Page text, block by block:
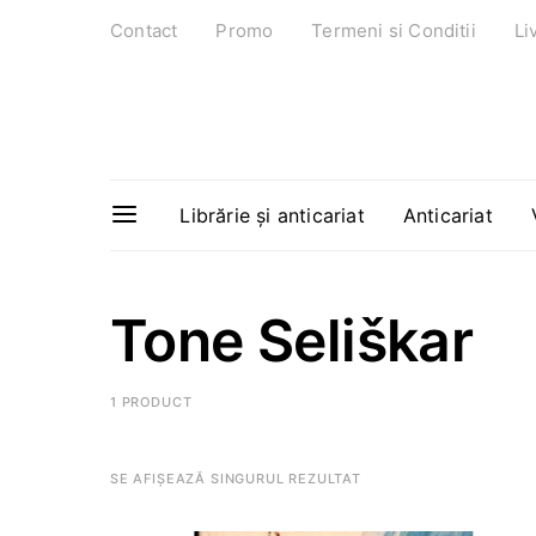
Contact Promo Termeni si Conditii
Librărie și anticariat Anticariat
Tone Seliškar
1 PRODUCT
SE AFIȘEAZĂ SINGURUL REZULTAT